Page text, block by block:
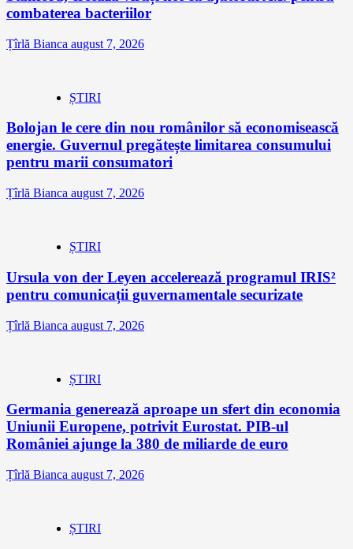
combaterea bacteriilor
Țîrlă Bianca august 7, 2026
ȘTIRI
Bolojan le cere din nou românilor să economisească
energie. Guvernul pregătește limitarea consumului
pentru marii consumatori
Țîrlă Bianca august 7, 2026
ȘTIRI
Ursula von der Leyen accelerează programul IRIS²
pentru comunicații guvernamentale securizate
Țîrlă Bianca august 7, 2026
ȘTIRI
Germania generează aproape un sfert din economia
Uniunii Europene, potrivit Eurostat. PIB-ul
României ajunge la 380 de miliarde de euro
Țîrlă Bianca august 7, 2026
ȘTIRI